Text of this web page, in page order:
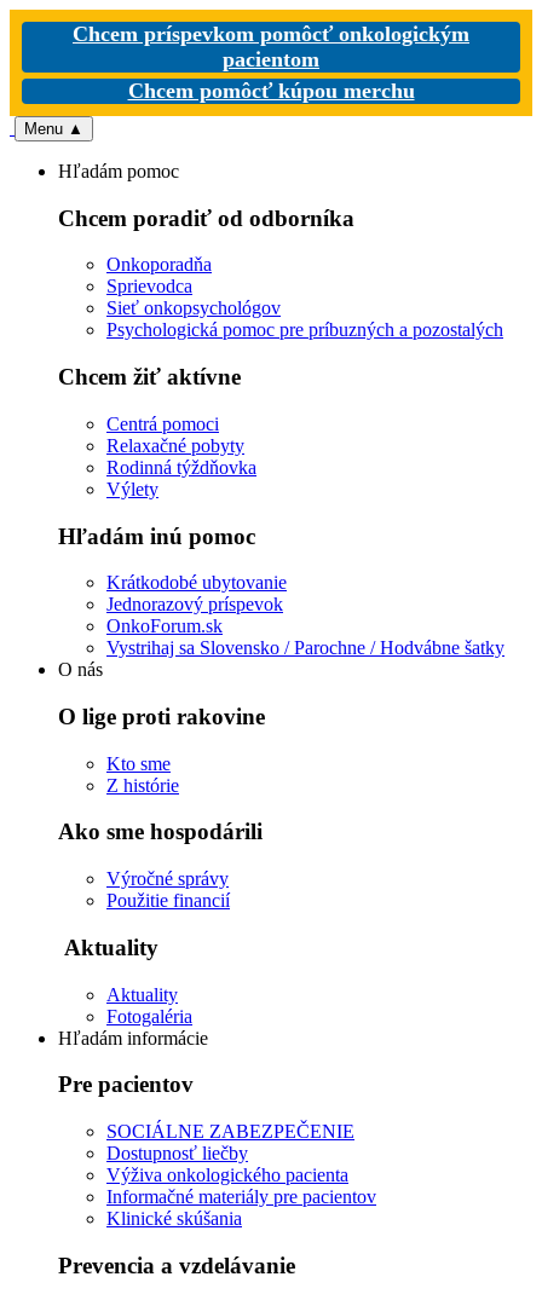
Chcem príspevkom pomôcť onkologickým
pacientom
Chcem pomôcť kúpou merchu
Menu ▲
Hľadám pomoc
Chcem poradiť od odborníka
Onkoporadňa
Sprievodca
Sieť onkopsychológov
Psychologická pomoc pre príbuzných a pozostalých
Chcem žiť aktívne
Centrá pomoci
Relaxačné pobyty
Rodinná týždňovka
Výlety
Hľadám inú pomoc
Krátkodobé ubytovanie
Jednorazový príspevok
OnkoForum.sk
Vystrihaj sa Slovensko / Parochne / Hodvábne šatky
O nás
O lige proti rakovine
Kto sme
Z histórie
Ako sme hospodárili
Výročné správy
Použitie financií
Aktuality
Aktuality
Fotogaléria
Hľadám informácie
Pre pacientov
SOCIÁLNE ZABEZPEČENIE
Dostupnosť liečby
Výživa onkologického pacienta
Informačné materiály pre pacientov
Klinické skúšania
Prevencia a vzdelávanie